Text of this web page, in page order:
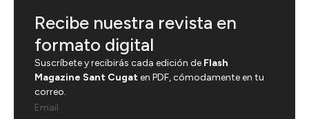
Recibe nuestra revista en
formato digital
Suscríbete y recibirás cada edición de Flash
Magazine Sant Cugaten PDF, cómodamente en tu
correo.
Email